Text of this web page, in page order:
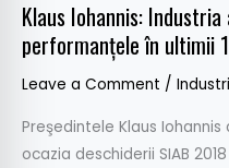
Klaus Iohannis:
performanţele în ultimii
Leave a Comment /
Preşedintele Klaus
ocazia deschiderii SIAB
ani